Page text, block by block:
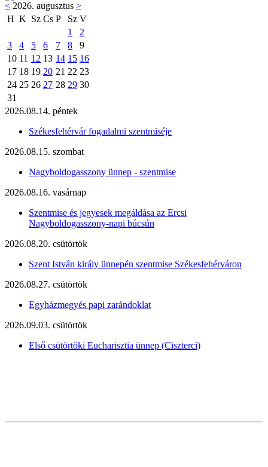
< 2026. augusztus >
H K Sz Cs P Sz V
1
2
3
4 5 6 7 8
9
10 11 12 13 14 15 16
17 18 19 20 21 22 23
24 25 26 27 28 29 30
31
2026.08.14. péntek
Székesfehérvár fogadalmi szentmiséje
2026.08.15. szombat
Nagyboldogasszony ünnep - szentmise
2026.08.16. vasárnap
Szentmise és jegyesek megáldása az Ercsi
Nagyboldogasszony-napi búcsún
2026.08.20. csütörtök
Szent István király ünnepén szentmise Székesfehérváron
2026.08.27. csütörtök
Egyházmegyés papi zarándoklat
2026.09.03. csütörtök
Első csütörtöki Eucharisztia ünnep (Ciszterci)